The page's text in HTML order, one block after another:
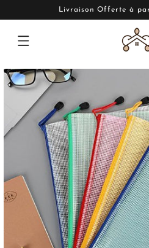
Livraison Offerte à
PASSER AUX
INFORMATIONS
PRODUITS